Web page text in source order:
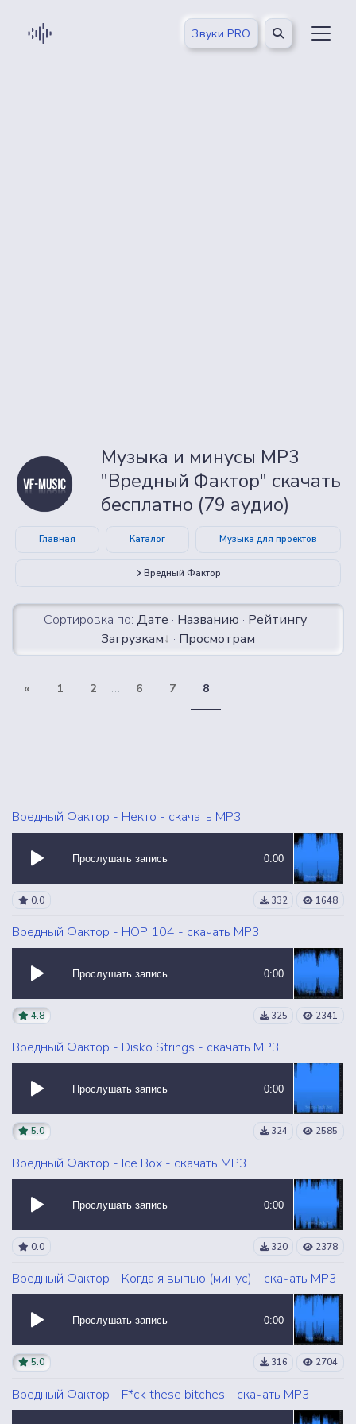
Звуки PRO
Музыка и минусы MP3
"Вредный Фактор" скачать
бесплатно (79 аудио)
Главная Каталог Музыка для проектов
Вредный Фактор
Сортировка по: Дате · Названию · Рейтингу ·
Загрузкам
· Просмотрам
« 1 2 ... 6 7 8
Вредный Фактор - Некто - скачать MP3
Прослушать запись 0:00
0.0 332 1648
Вредный Фактор - HOP 104 - скачать MP3
Прослушать запись 0:00
4.8 325 2341
Вредный Фактор - Disko Strings - скачать MP3
Прослушать запись 0:00
5.0 324 2585
Вредный Фактор - Ice Box - скачать MP3
Прослушать запись 0:00
0.0 320 2378
Вредный Фактор - Когда я выпью (минус) - скачать MP3
Прослушать запись 0:00
5.0 316 2704
Вредный Фактор - F*ck these bitches - скачать MP3